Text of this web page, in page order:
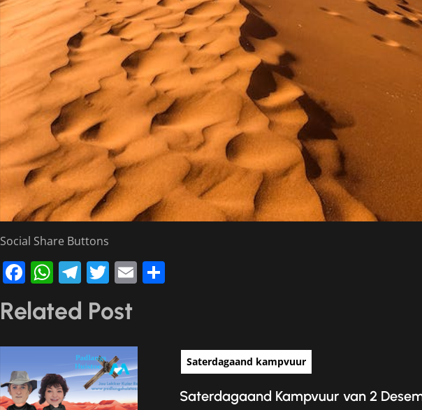
Social Share Buttons
Facebook
WhatsApp
Telegram
Twitter
EmailShare
Related Post
Saterdagaand kampvuur
Saterdagaand Kampvuur van 2